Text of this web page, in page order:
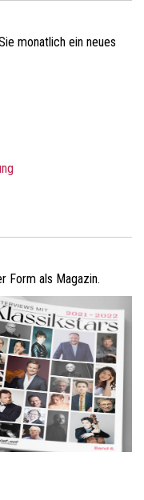
monatlich ein neues
Form als Magazin.